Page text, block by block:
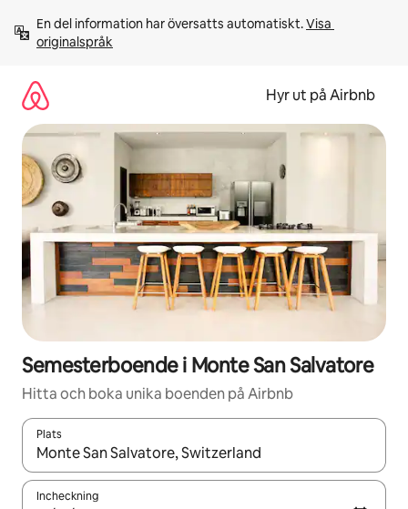
innehåll
En del information har översatts automatiskt. Visa
originalspråk
Hyr ut på Airbnb
Semesterboende i Monte San Salvatore
Hitta och boka unika boenden på Airbnb
Plats
När resultaten är tillgängliga kan du navigera med upp- och
Incheckning